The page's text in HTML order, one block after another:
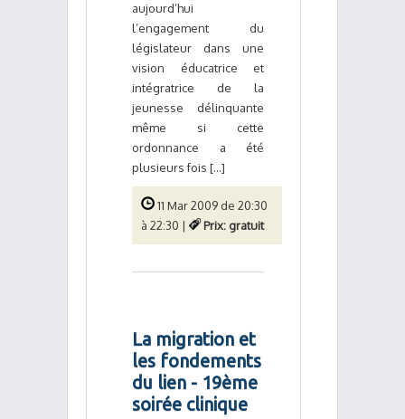
aujourd’hui
l’engagement du
législateur dans une
vision éducatrice et
intégratrice de la
jeunesse délinquante
même si cette
ordonnance a été
plusieurs fois [...]
11 Mar 2009 de 20:30
à 22:30 |
Prix: gratuit
La migration et
les fondements
du lien - 19ème
soirée clinique